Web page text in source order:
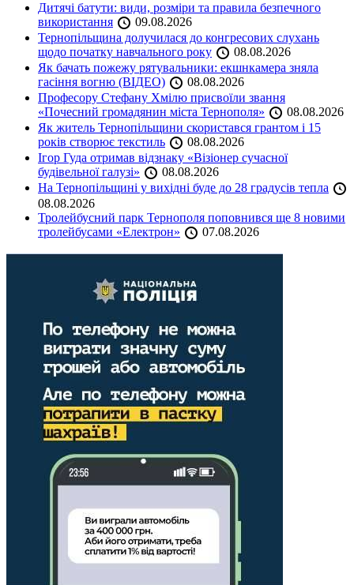
Дитячі батути: види, розміри та правила безпечного
використання
09.08.2026
Тернопільщина долучилася до конгресових слухань
щодо початку навчального року
08.08.2026
Як бачать пожежу рятувальники: екшнкамера зняла
гасіння вогню (ВІДЕО)
08.08.2026
Професору Стефану Хмілю присвоїли звання
«Почесний громадянин міста Тернополя»
08.08.2026
Як житель Тернопільщини скористався грантом і 15
років створює текстиль
08.08.2026
Ігор Гуда отримав відзнаку «Візіонер сучасної
будівельної галузі»
08.08.2026
На Тернопільщині у вихідні буде до 28 градусів тепла
08.08.2026
Тролейбусний парк Тернополя поповнився ще 8 новими
тролейбусами «Електрон»
07.08.2026